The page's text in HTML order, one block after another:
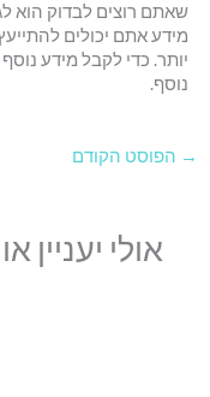
שאתם רוצים לבדוק הוא
מידע אתם יכולים
יותר. כדי לקבל מידע
נוסף.
→ הפוסט הקודם
אולי יעניין